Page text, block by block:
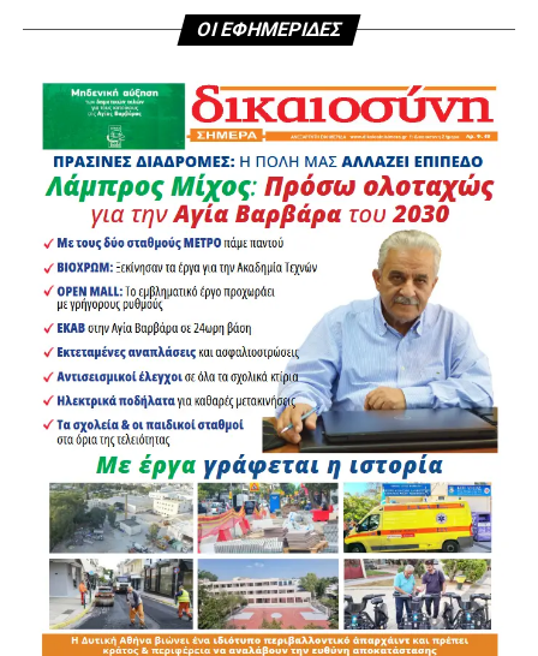
ΟΙ ΕΦΗΜΕΡΙΔΕΣ